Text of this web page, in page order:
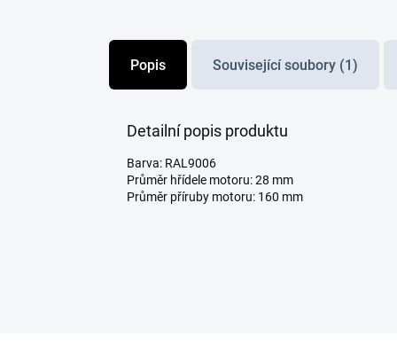
Popis Související soubory (1)
Detailní popis produktu
Barva: RAL9006
Průměr hřídele motoru: 28 mm
Průměr příruby motoru: 160 mm